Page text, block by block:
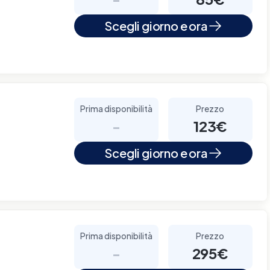
Scegli giorno e ora
Prima disponibilità
-
Prezzo
123€
Scegli giorno e ora
Prima disponibilità
-
Prezzo
295€